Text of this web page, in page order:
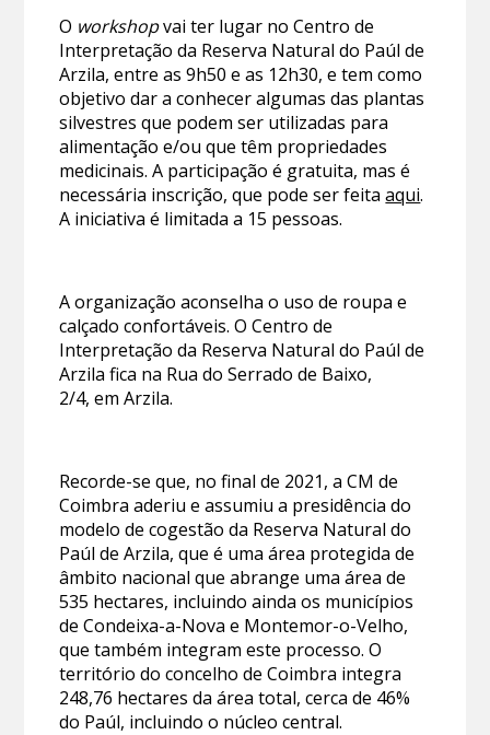
O workshopvai ter lugar no Centro de
Interpretação da Reserva Natural do Paúl de
Arzila, entre as 9h50 e as 12h30, e tem como
objetivo dar a conhecer algumas das plantas
silvestres que podem ser utilizadas para
alimentação e/ou que têm propriedades
medicinais. A participação é gratuita, mas é
necessária inscrição, que pode ser feitaaqui.
A iniciativa é limitada a 15 pessoas.
A organização aconselha o uso de roupa e
calçado confortáveis. O Centro de
Interpretação da Reserva Natural do Paúl de
Arzila fica na Rua do Serrado de Baixo,
2/4, em Arzila.
Recorde-se que, no final de 2021, a CM de
Coimbra aderiu e assumiu a presidência do
modelo de cogestão da Reserva Natural do
Paúl de Arzila, que é uma área protegida de
âmbito nacional que abrange uma área de
535 hectares, incluindo ainda os municípios
de Condeixa-a-Nova e Montemor-o-Velho,
que também integram este processo. O
território do concelho de Coimbra integra
248,76 hectares da área total, cerca de 46%
do Paúl, incluindo o núcleo central.